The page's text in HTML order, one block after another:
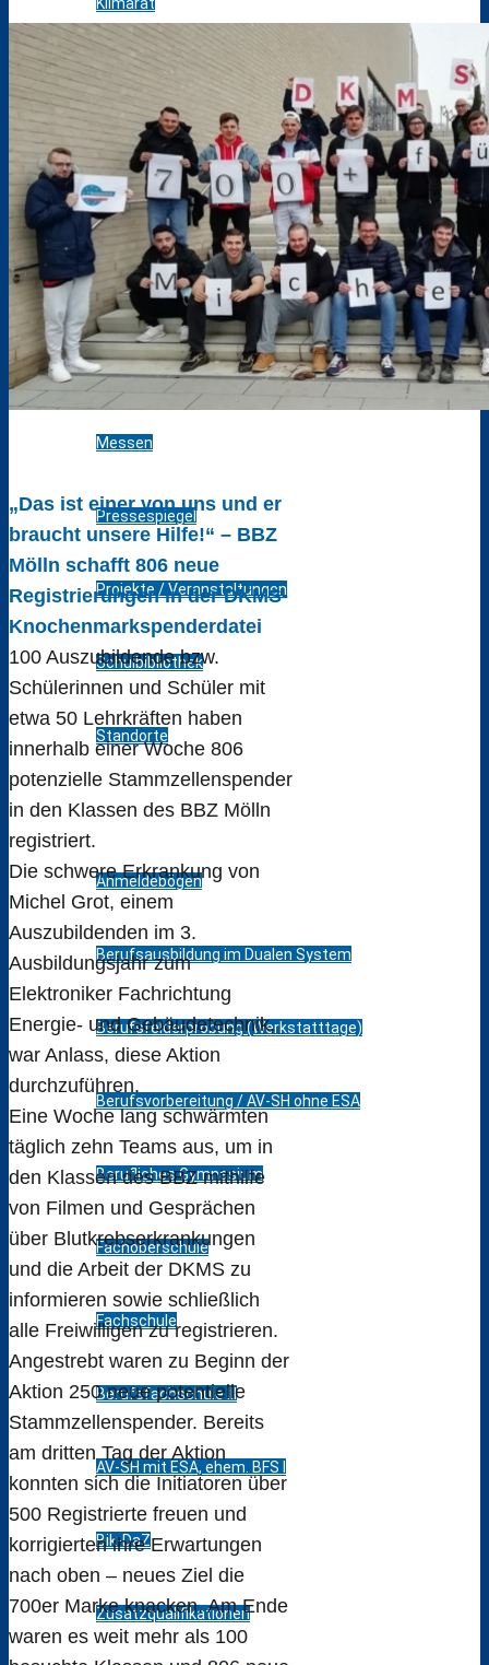
Europaschule
Schule ohne Rassismus
Stellenausschreibungen
Kooperationen
Förderverein
Messen
Pressespiegel
Projekte / Veranstaltungen
Schulbibliothek
Standorte
Bildungsangebot
Anmeldebögen
Berufsausbildung im Dualen System
Berufsfelderprobung (Werkstatttage)
Berufsvorbereitung / AV-SH ohne ESA
Berufliches Gymnasium
Fachoberschule
Fachschule
Berufsfachschule III
AV-SH mit ESA, ehem. BFS I
Bik-DaZ
Zusatzqualifikationen
„Das ist einer von uns und er
braucht unsere Hilfe!“ – BBZ
Mölln schafft 806 neue
Registrierungen in der DKMS-
Knochenmarkspenderdatei
100 Auszubildende bzw.
Schülerinnen und Schüler mit
etwa 50 Lehrkräften haben
innerhalb einer Woche 806
potenzielle Stammzellenspender
in den Klassen des BBZ Mölln
registriert.
Die schwere Erkrankung von
Michel Grot, einem
Auszubildenden im 3.
Ausbildungsjahr zum
Elektroniker Fachrichtung
Energie- und Gebäudetechnik,
war Anlass, diese Aktion
durchzuführen.
Eine Woche lang schwärmten
täglich zehn Teams aus, um in
den Klassen des BBZ mithilfe
von Filmen und Gesprächen
über Blutkrebserkrankungen
und die Arbeit der DKMS zu
informieren sowie schließlich
alle Freiwilligen zu registrieren.
Angestrebt waren zu Beginn der
Aktion 250 neue potentielle
Stammzellenspender. Bereits
am dritten Tag der Aktion
konnten sich die Initiatoren über
500 Registrierte freuen und
korrigierten ihre Erwartungen
nach oben – neues Ziel die
700er Marke knacken. Am Ende
waren es weit mehr als 100